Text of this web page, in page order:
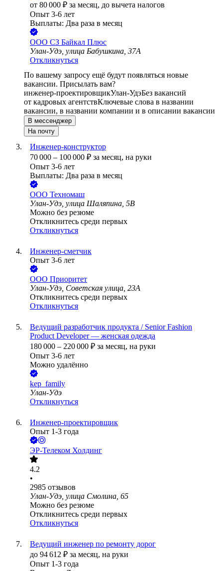
от 80 000 ₽ за месяц, до вычета налогов
Опыт 3-6 лет
Выплаты: Два раза в месяц
ООО СЗ Байкал Плюс
Улан-Удэ, улица Бабушкина, 37А
Откликнуться
По вашему запросу ещё будут появляться новые
вакансии. Присылать вам?
инженер-проектировщикУлан-УдэБез вакансий
от кадровых агентствКлючевые слова в названии
вакансии, в названии компании и в описании вакансии
В мессенджер
На почту
Инженер-конструктор
70 000 – 100 000 ₽ за месяц, на руки
Опыт 3-6 лет
Выплаты: Два раза в месяц
ООО Техномаш
Улан-Удэ, улица Шаляпина, 5В
Можно без резюме
Откликнитесь среди первых
Откликнуться
Инженер-сметчик
Опыт 3-6 лет
ООО Приоритет
Улан-Удэ, Советская улица, 23А
Откликнитесь среди первых
Откликнуться
Ведущий разработчик продукта / Senior Fashion
Product Developer — женская одежда
180 000 – 220 000 ₽ за месяц, на руки
Опыт 3-6 лет
Можно удалённо
kep_family
Улан-Удэ
Откликнуться
Инженер-проектировщик
Опыт 1-3 года
ЭР-Телеком Холдинг
4.2
•
2985 отзывов
Улан-Удэ, улица Смолина, 65
Можно без резюме
Откликнитесь среди первых
Откликнуться
Ведущий инженер по ремонту дорог
до 94 612 ₽ за месяц, на руки
Опыт 1-3 года